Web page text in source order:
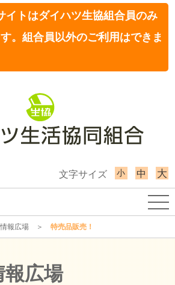
イトはダイハツ生協組合員のみ
。組合員以外のご利用はできま
文字サイズ 小 中 大
報広場 ＞ 特売品販売！
報広場